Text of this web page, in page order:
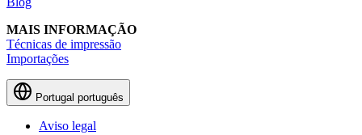
MAIS INFORMAÇÃO
Técnicas de impressão
Importações
Portugal português
Aviso legal